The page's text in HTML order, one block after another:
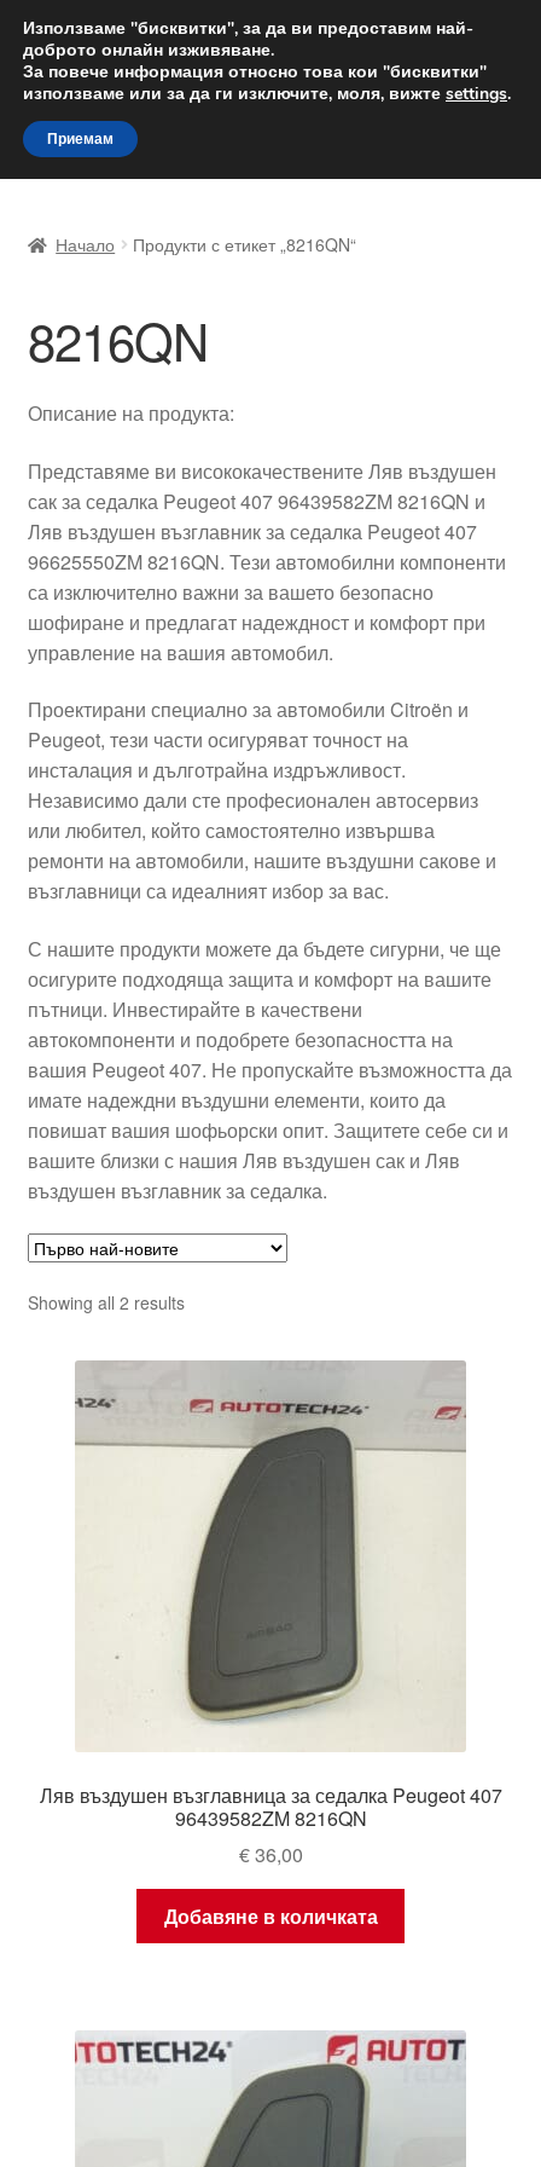
ДОСТАВКА от 12 лв.
Доставка по целия свят
Skip
to
navigation
Skip
to
content
Доставка по целия свят
Жалби
Контакт
Моята сметка
Плащанията
Политика за поверителност
Правила и условия
Процедура за рекламации
Разгледайте
Начало Продукти с етикет „8216QN“
8216QN
Описание на продукта:
Представяме ви висококачествените Ляв въздушен
сак за седалка Peugeot 407 96439582ZM 8216QN и
Ляв въздушен възглавник за седалка Peugeot 407
96625550ZM 8216QN. Тези автомобилни компоненти
са изключително важни за вашето безопасно
шофиране и предлагат надеждност и комфорт при
управление на вашия автомобил.
Проектирани специално за автомобили Citroën и
Peugeot, тези части осигуряват точност на
инсталация и дълготрайна издръжливост.
Независимо дали сте професионален автосервиз
или любител, който самостоятелно извършва
ремонти на автомобили, нашите въздушни сакове и
възглавници са идеалният избор за вас.
С нашите продукти можете да бъдете сигурни, че ще
осигурите подходяща защита и комфорт на вашите
пътници. Инвестирайте в качествени
автокомпоненти и подобрете безопасността на
вашия Peugeot 407. Не пропускайте възможността да
имате надеждни въздушни елементи, които да
повишат вашия шофьорски опит. Защитете себе си и
вашите близки с нашия Ляв въздушен сак и Ляв
въздушен възглавник за седалка.
Showing all 2 resultsSorted
latest
Ляв въздушен възглавница за седалка Peugeot 407
96439582ZM 8216QN
€36,00
Добавяне в количката
Използваме "бисквитки", за да ви предоставим най-
доброто онлайн изживяване.
За повече информация относно това кои "бисквитки"
използваме или за да ги изключите, моля, вижте settings.
Приемам